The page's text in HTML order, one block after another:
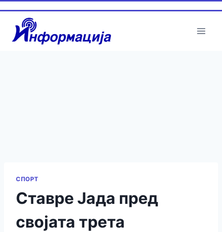
СПОРТ
Ставре Јада пред
својата трета